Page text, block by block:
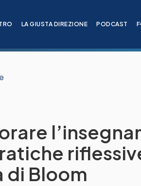
LA GIUSTA DIREZIONE PODCAST
di Bloom